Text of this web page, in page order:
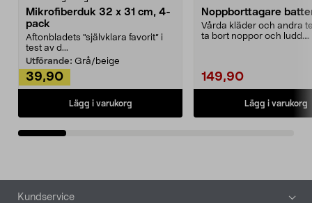
Mikrofiberduk 32 x 31 cm, 4-
pack
Aftonbladets "självklara favorit” i
test av d...
Utförande: Grå/beige
39,90
Lägg i varukorg
Noppborttagare
Vårda kläder och andra
ta bort noppor och ludd.
149,90
Lägg i varukorg
Sidfot
Kundservice